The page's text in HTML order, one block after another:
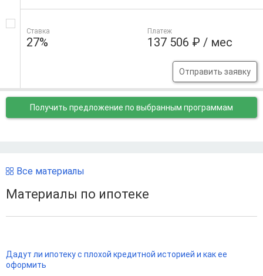
Ставка
27%
Платеж
137 506 ₽ / мес
Отправить заявку
Получить предложение по выбранным программам
Все материалы
Материалы по ипотеке
Дадут ли ипотеку с плохой кредитной историей и как ее
оформить